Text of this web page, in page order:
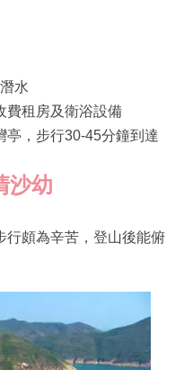
水
費租房及衛浴設備
亭，步行30-45分鐘到達
沙幼
行頗為辛苦，登山後能俯